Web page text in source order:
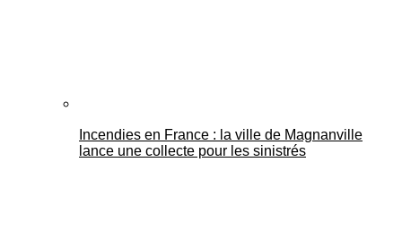
Incendies en France : la ville de Magnanville
lance une collecte pour les sinistrés